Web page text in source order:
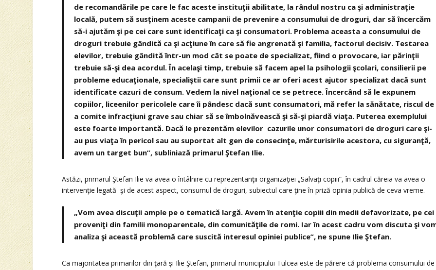
de recomandările pe care le fac aceste instituţii abilitate, la rândul nostru ca şi administraţie
locală, putem să susţinem aceste campanii de prevenire a consumului de droguri, dar să încercăm
să-i ajutăm şi pe cei care sunt identificaţi ca şi consumatori. Problema aceasta a consumului de
droguri trebuie gândită ca şi acţiune în care să fie angrenată şi familia, factorul decisiv. Testarea
elevilor, trebuie gândită într-un mod cât se poate de specializat, fiind o provocare, iar părinţii
trebuie să-şi dea acordul. În acelaşi timp, trebuie să facem apel la psihologii şcolari, consilierii pe
probleme educaţionale, specialiştii care sunt primii ce ar oferi acest ajutor specializat dacă sunt
identificate cazuri de consum. Vedem la nivel naţional ce se petrece. Încercând să le expunem
copiilor, liceenilor pericolele care îi pândesc dacă sunt consumatori, mă refer la sănătate, riscul de
a comite infracţiuni grave sau chiar să se îmbolnăvească şi să-şi piardă viaţa. Puterea exemplului
este foarte importantă. Dacă le prezentăm elevilor cazurile unor consumatori de droguri care şi-
au pus viaţa în pericol sau au suportat alt gen de consecinţe, mărturisirile acestora, cu siguranţă,
avem un target bun”, subliniază primarul Ştefan Ilie.
Astăzi, primarul Ştefan Ilie va avea o întâlnire cu reprezentanţii organizaţiei „Salvaţi copiii”, în cadrul căreia va avea o
intervenţie legată şi de acest aspect, consumul de droguri, subiectul care ţine în priză opinia publică de ceva vreme.
„Vom avea discuţii ample pe o tematică largă. Avem în atenţie copiii din medii defavorizate, pe cei
proveniţi din familii monoparentale, din comunităţile de romi. Iar în acest cadru vom discuta şi
analiza şi această problemă care suscită interesul opiniei publice”, ne spune Ilie Ştefan.
Ca majoritatea primarilor din ţară şi Ilie Ştefan, primarul municipiului Tulcea este de părere că problema consumului de